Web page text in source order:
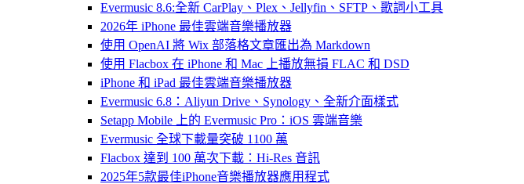
Evermusic 8.6:全新 CarPlay、Plex、Jellyfin、SFTP、歌詞小工具
2026年 iPhone 最佳雲端音樂播放器
使用 OpenAI 將 Wix 部落格文章匯出為 Markdown
使用 Flacbox 在 iPhone 和 Mac 上播放無損 FLAC 和 DSD
iPhone 和 iPad 最佳雲端音樂播放器
Evermusic 6.8：Aliyun Drive、Synology、全新介面樣式
Setapp Mobile 上的 Evermusic Pro：iOS 雲端音樂
Evermusic 全球下載量突破 1100 萬
Flacbox 達到 100 萬次下載：Hi-Res 音訊
2025年5款最佳iPhone音樂播放器應用程式